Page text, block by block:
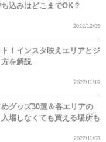
込みはどこまでOK？
2022/12/05
！インスタ映えエリアとジ
を解説
2022/11/19
グッズ30選＆各エリアの
場しなくても買える場所も
2022/11/03